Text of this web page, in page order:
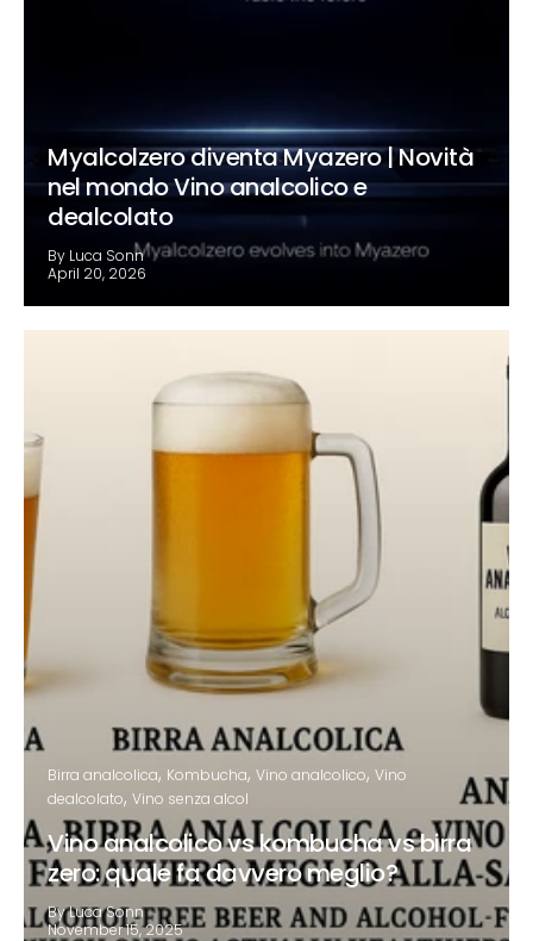
Myalcolzero diventa Myazero | Novità
nel mondo Vino analcolico e
dealcolato
By Luca Sonn
April 20, 2026
Birra analcolica Kombucha Vino analcolico Vino
dealcolato Vino senza alcol
Vino analcolico vs kombucha vs birra
zero: quale fa davvero meglio?
By Luca Sonn
November 15, 2025